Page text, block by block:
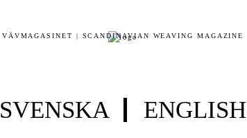
VÄVMAGASINET | SCANDINAVIAN WEAVING MAGAZINE
SVENSKA ENGLISH